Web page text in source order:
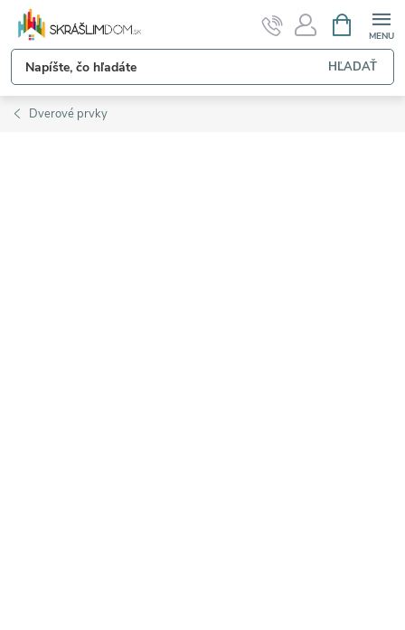
Prejsť
obsah
HĽADAŤ
KOŠÍK
Dverové prvky